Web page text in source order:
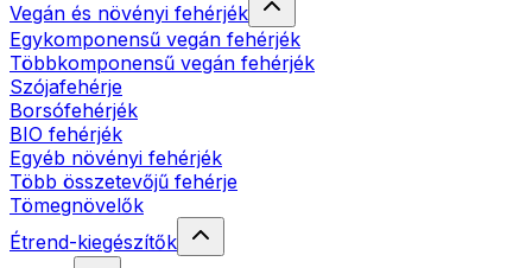
Vegán és növényi fehérjék
Egykomponensű vegán fehérjék
Többkomponensű vegán fehérjék
Szójafehérje
Borsófehérjék
BIO fehérjék
Egyéb növényi fehérjék
Több összetevőjű fehérje
Tömegnövelők
Étrend-kiegészítők